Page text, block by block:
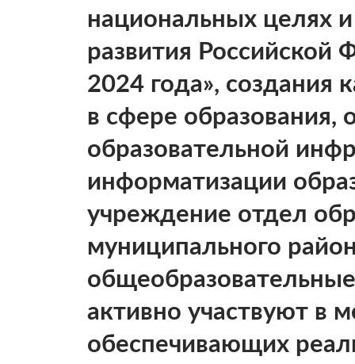
национальных целях и
развития Российской
2024 года», создания
в сфере образования,
образовательной
информатизации
учреждение отдел
муниципального
активно участвуют в
обеспечивающих